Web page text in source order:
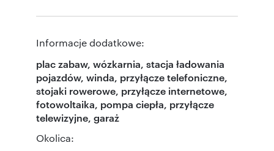
Informacje dodatkowe:
plac zabaw, wózkarnia, stacja ładowania
pojazdów, winda, przyłącze telefoniczne,
stojaki rowerowe, przyłącze internetowe,
fotowoltaika, pompa ciepła, przyłącze
telewizyjne, garaż
Okolica: